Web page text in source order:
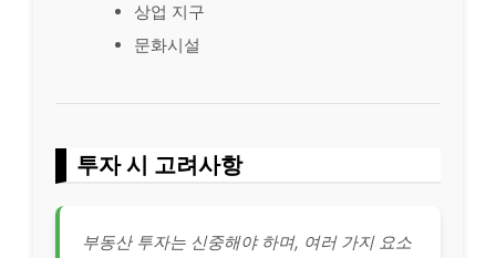
상업 지구
문화시설
투자 시 고려사항
부동산 투자는 신중해야 하며, 여러 가지 요소